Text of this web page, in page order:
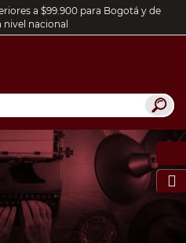
a $99.900 para Bogotá y de
nivel nacional
